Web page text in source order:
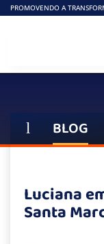
PROMOVENDO A
l BLOG
Luciana
Santa